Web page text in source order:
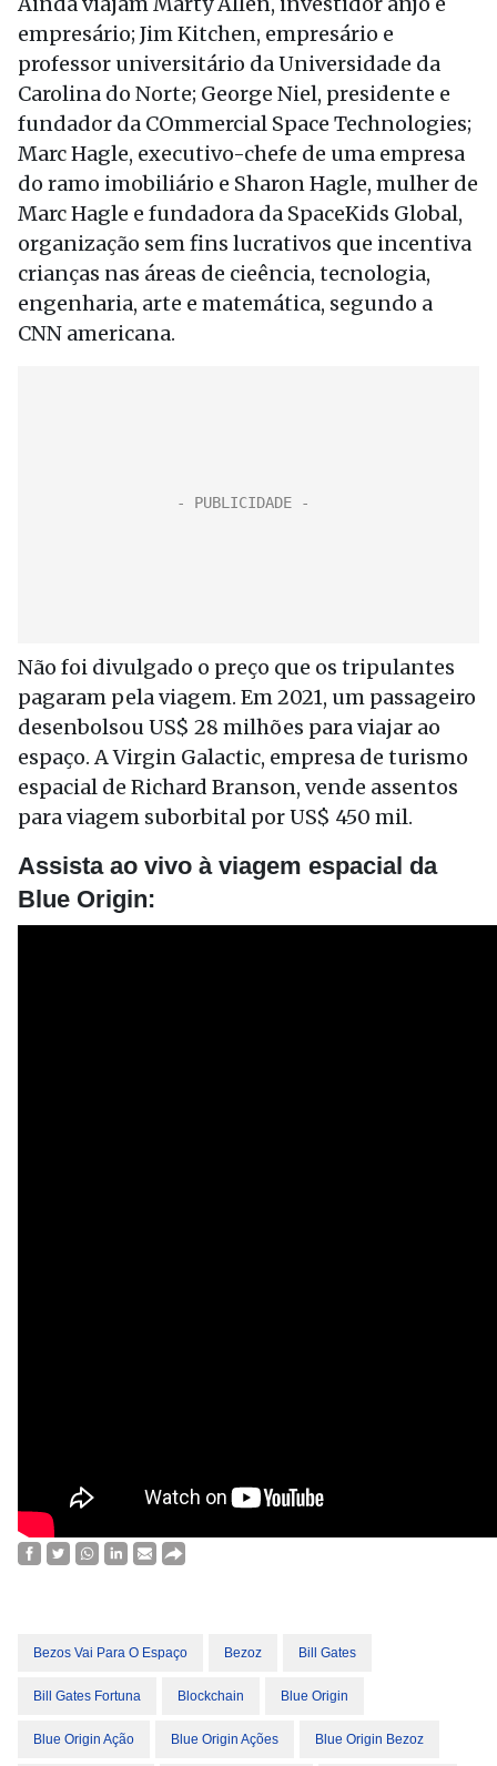
empresário; Jim Kitchen, empresário e
professor universitário da Universidade da
Carolina do Norte; George Niel, presidente e
fundador da COmmercial Space Technologies;
Marc Hagle, executivo-chefe de uma empresa
do ramo imobiliário e Sharon Hagle, mulher de
Marc Hagle e fundadora da SpaceKids Global,
organização sem fins lucrativos que incentiva
crianças nas áreas de cieência, tecnologia,
engenharia, arte e matemática, segundo a
CNN americana.
Não foi divulgado o preço que os tripulantes
pagaram pela viagem. Em 2021, um passageiro
desenbolsou US$ 28 milhões para viajar ao
espaço. A Virgin Galactic, empresa de turismo
espacial de Richard Branson, vende assentos
para viagem suborbital por US$ 450 mil.
Assista ao vivo à viagem espacial da
Blue Origin:
Bezos Vai Para O Espaço Bezoz Bill Gates
Bill Gates Fortuna Blockchain Blue Origin
Blue Origin Ação Blue Origin Ações Blue Origin Bezoz